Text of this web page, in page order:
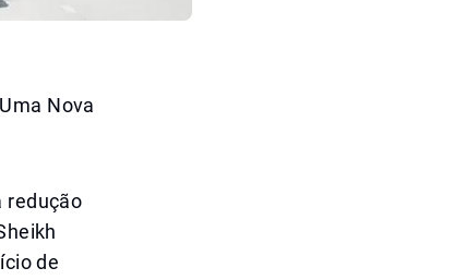
Nova
redução
de